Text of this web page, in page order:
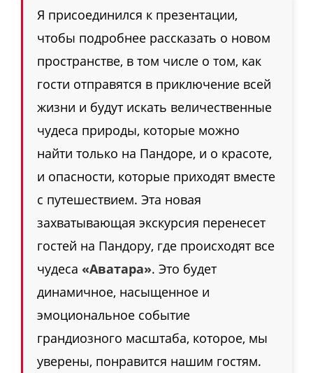
Я присоединился к презентации,
чтобы подробнее рассказать о новом
пространстве, в том числе о том, как
гости отправятся в приключение всей
жизни и будут искать величественные
чудеса природы, которые можно
найти только на Пандоре, и о красоте,
и опасности, которые приходят вместе
с путешествием. Эта новая
захватывающая экскурсия перенесет
гостей на Пандору, где происходят все
чудеса «Аватара». Это будет
динамичное, насыщенное и
эмоциональное событие
грандиозного масштаба, которое, мы
уверены, понравится нашим гостям.